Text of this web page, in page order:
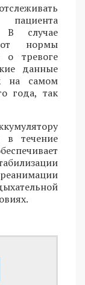
В случае
от нормы
о тревоге
данные
на самом
года, так
в течение